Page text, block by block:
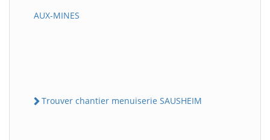
AUX-MINES
Trouver chantier menuiserie SAUSHEIM